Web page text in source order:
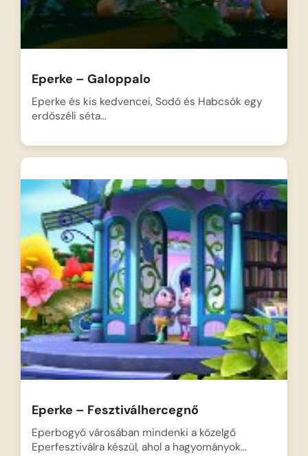
Eperke – Galoppalo
Eperke és kis kedvencei, Sodó és Habcsók egy
erdőszéli séta…
Eperke – Fesztiválhercegnő
Eperbogyó városában mindenki a közelgő
Eperfesztiválra készül, ahol a hagyományok…